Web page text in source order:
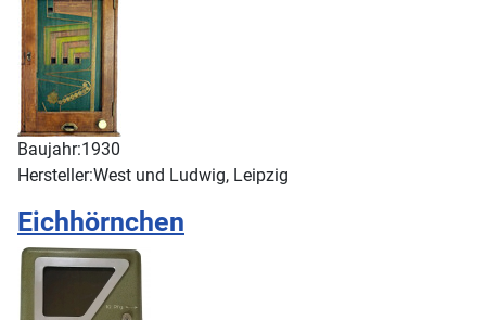
Baujahr:1930
Hersteller:West und Ludwig, Leipzig
Eichhörnchen